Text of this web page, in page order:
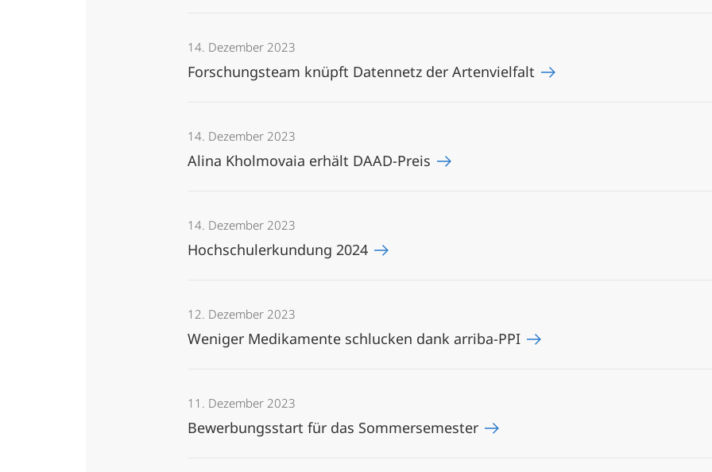
14. Dezember 2023
Forschungsteam knüpft Datennetz der Artenvielfalt
14. Dezember 2023
Alina Kholmovaia erhält DAAD-Preis
14. Dezember 2023
Hochschulerkundung 2024
12. Dezember 2023
Weniger Medikamente schlucken dank arriba-PPI
11. Dezember 2023
Bewerbungsstart für das Sommersemester